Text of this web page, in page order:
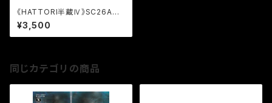
《HATTORI半蔵Ⅳ》SC26ACT
公演DVD
¥3,500
同じカテゴリの商品